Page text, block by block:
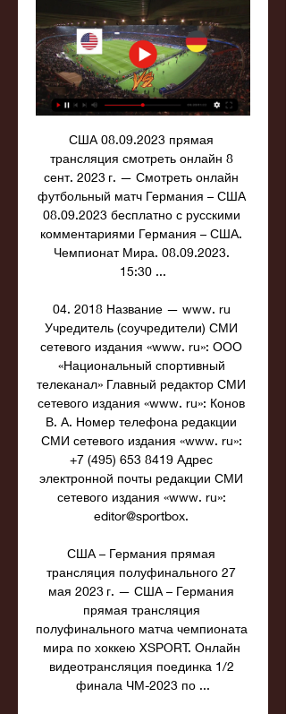
США 08.09.2023 прямая
трансляция смотреть онлайн 8
сент. 2023 г. — Смотреть онлайн
футбольный матч Германия – США
08.09.2023 бесплатно с русскими
комментариями Германия – США.
Чемпионат Мира. 08.09.2023.
15:30 ...
04. 2018 Название — www. ru
Учредитель (соучредители) СМИ
сетевого издания «www. ru»: ООО
«Национальный спортивный
телеканал» Главный редактор СМИ
сетевого издания «www. ru»: Конов
В. А. Номер телефона редакции
СМИ сетевого издания «www. ru»:
+7 (495) 653 8419 Адрес
электронной почты редакции СМИ
сетевого издания «www. ru»:
editor@sportbox.
США – Германия прямая
трансляция полуфинального 27
мая 2023 г. — США – Германия
прямая трансляция
полуфинального матча чемпионата
мира по хоккею XSPORT. Онлайн
видеотрансляция поединка 1/2
финала ЧМ-2023 по ...